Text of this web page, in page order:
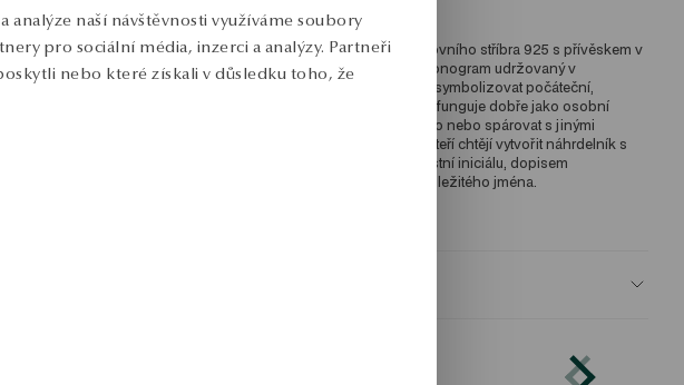
naší návštěvnosti využíváme soubory
pro sociální média, inzerci a analýzy. Partneři
nebo které získali v důsledku toho, že
Pro koho: pro ni
Pozlacený řetízkový náhrdelník z mincovního stříbra 925 s přívěskem v
podobě písmene E. Model z kolekce Monogram udržovaný v
minimalistickém stylu. Náhrdelník může symbolizovat počáteční,
důležitý vztah nebo osobní punc, takže funguje dobře jako osobní
dárek. Jemná forma umožňuje nosit sólo nebo spárovat s jinými
náhrdelníky. Jedná se o návrh pro lidi, kteří chtějí vytvořit náhrdelník s
písmenem individuálního významu, vlastní iniciálu, dopisem
milovaného člověka nebo symbolem důležitého jména.